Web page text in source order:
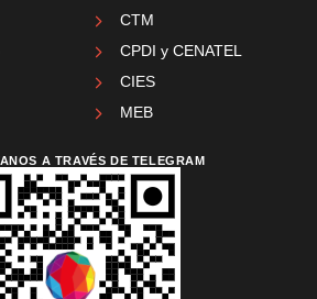
CTM
CPDI y CENATEL
CIES
MEB
A TRAVÉS DE TELEGRAM